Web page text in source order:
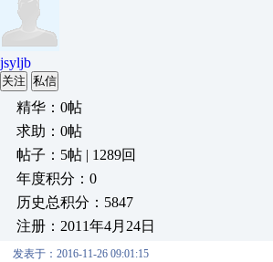
jsyljb
关注 私信
精华：0帖
求助：0帖
帖子：5帖 | 1289回
年度积分：0
历史总积分：5847
注册：2011年4月24日
发表于：2016-11-26 09:01:15